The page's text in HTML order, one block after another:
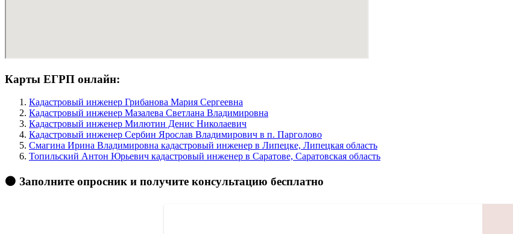
Карты ЕГРП онлайн:
Кадастровый инженер Грибанова Мария Сергеевна
Кадастровый инженер Мазалева Светлана Владимировна
Кадастровый инженер Милютин Денис Николаевич
Кадастровый инженер Сербин Ярослав Владимирович в п. Парголово
Смагина Ирина Владимировна кадастровый инженер в Липецке, Липецкая область
Топильский Антон Юрьевич кадастровый инженер в Саратове, Саратовская область
🟠 Заполните опросник и получите консультацию бесплатно